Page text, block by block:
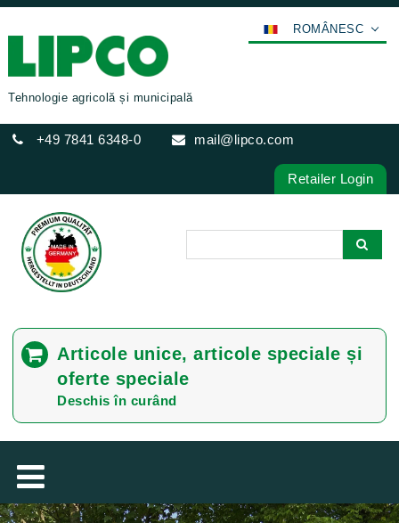
Tehnologie agricolă și municipală
+49 7841 6348-0 mail@lipco.com
POLSKI
ITALIANO
ČEŠTINA
PORTUGUÊS
ROMÂNESC
SUOMALAINEN
Retailer Login
Articole unice, articole speciale și
oferte speciale
Deschis în curând